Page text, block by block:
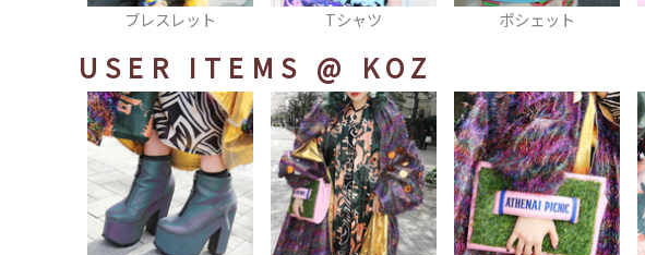
ブレスレット Tシャツ ポシェット
USER ITEMS @ KOZ